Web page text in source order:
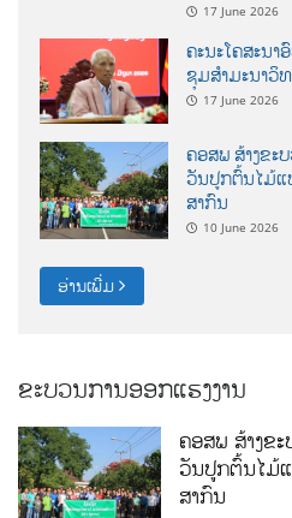
17 June 2026
ຄະນະໂຄສະນ
ຊຸມສຳມະນາວິ
17 June 2026
ຄອສພ ສ້າງຂະ
ວັນປູກຕົ້ນໄມ້ແ
ສາກົນ
10 June 2026
ອ່ານເພີ່ມ
ຂະບວນການອອກແຮງງານ
ຄອສພ ສ້າງຂ
ວັນປູກຕົ້ນໄມ້
ສາກົນ